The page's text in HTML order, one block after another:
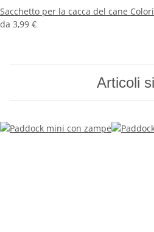
Sacchetto per la cacca del cane
da 3,99 €
Articoli